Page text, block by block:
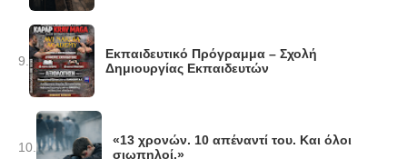
9.
Εκπαιδευτικό Πρόγραμμα – Σχολή
Δημιουργίας Εκπαιδευτών
10.
«13 χρονών. 10 απέναντί του. Και όλοι
σιωπηλοί.»